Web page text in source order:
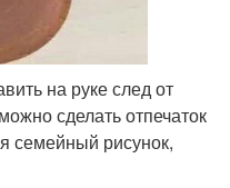
на руке след от
сделать отпечаток
семейный рисунок,